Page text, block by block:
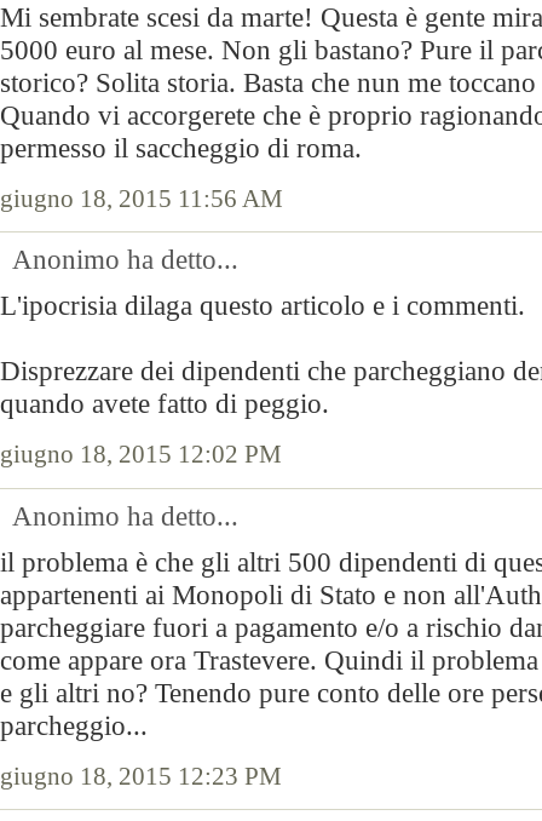
Mi sembrate scesi da marte! Questa è gente
5000 euro al mese. Non gli bastano? Pure il
storico? Solita storia. Basta che nun me
Quando vi accorgerete che è proprio
permesso il saccheggio di roma.
giugno 18, 2015 11:56 AM
Anonimo ha detto...
L'ipocrisia dilaga questo articolo e i commenti.
Disprezzare dei dipendenti che parcheggiano
quando avete fatto di peggio.
giugno 18, 2015 12:02 PM
Anonimo ha detto...
il problema è che gli altri 500 dipendenti di
appartenenti ai Monopoli di Stato e non
parcheggiare fuori a pagamento e/o a rischio
come appare ora Trastevere. Quindi il
e gli altri no? Tenendo pure conto delle ore
parcheggio...
giugno 18, 2015 12:23 PM